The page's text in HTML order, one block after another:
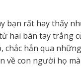
bạn rất hay thấy
hai bàn tay trắng
chắc hẳn qua
về con người họ